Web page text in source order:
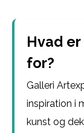
Hvad
for?
Galleri
inspiration i
kunst og